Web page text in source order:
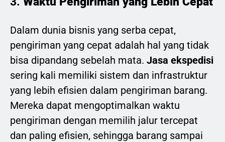
Dalam dunia bisnis yang serba cepat,
pengiriman yang cepat adalah hal yang tidak
bisa dipandang sebelah mata. Jasa ekspedisi
sering kali memiliki sistem dan infrastruktur
yang lebih efisien dalam pengiriman barang.
Mereka dapat mengoptimalkan waktu
pengiriman dengan memilih jalur tercepat
dan paling efisien, sehingga barang sampai